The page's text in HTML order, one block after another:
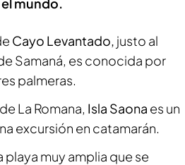
Cayo Levantado, justo al
Samaná, es conocida por
palmeras.
La Romana, Isla Saona es un
excursión en catamarán.
playa muy amplia que se